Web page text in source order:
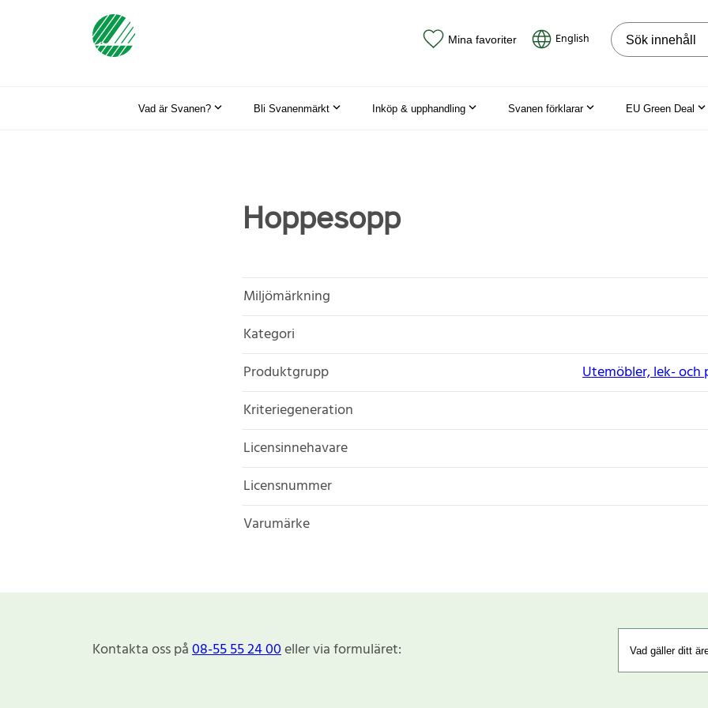
Mina favoriter English Sök på
Vad är Svanen? Bli Svanenmärkt Inköp & upphandling Svanen förklarar EU Green Deal
Hoppesopp
Miljömärkning
Kategori
Produktgrupp
Utemöbler, lek- och
Kriteriegeneration
Licensinnehavare
Licensnummer
Varumärke
Kontakta oss på08-55 55 24 00eller via formuläret: